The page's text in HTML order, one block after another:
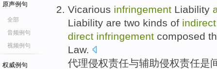
原声例句
全部
音频例句
视频例句
权威例句
Vicarious infringement Liability
Liability are two kinds of indirect
direct infringement composed
Law.
代理侵权责任与辅助侵权责任是